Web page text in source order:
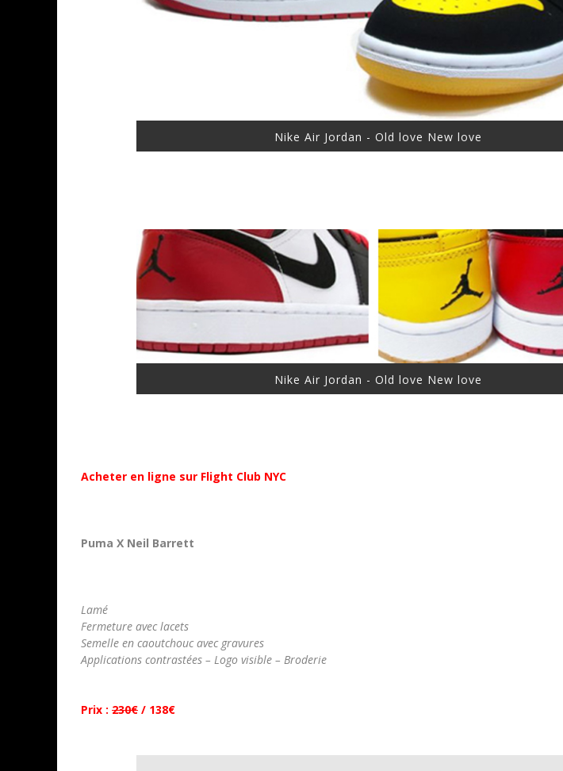
Nike Air Jordan - Old love New love
Nike Air Jordan - Old love New love
Acheter en ligne sur Flight Club NYC
Puma X Neil Barrett
Lamé
Fermeture avec lacets
Semelle en caoutchouc avec gravures
Applications contrastées – Logo visible – Broderie
Prix : 230€ / 138€